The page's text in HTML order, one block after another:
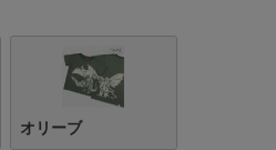
オリーブ